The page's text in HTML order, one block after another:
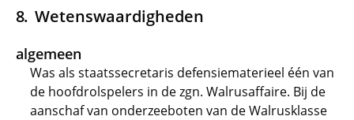
Wetenswaardigheden
algemeen
Was als staatssecretaris defensiematerieel één van
de hoofdrolspelers in de zgn. Walrusaffaire. Bij de
aanschaf van onderzeeboten van de Walrusklasse